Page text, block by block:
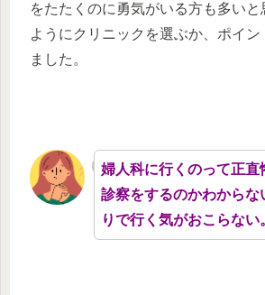
をたたくのに勇気がいる方も多い
ようにクリニックを選ぶか、ポイ
ました。
婦人科に行くのって正直
診察をするのかわからな
りで行く気がおこらない